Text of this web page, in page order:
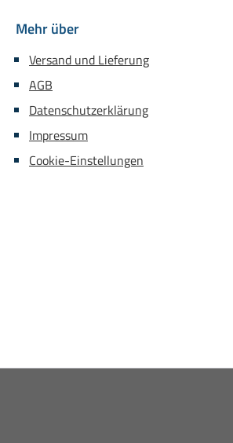
Mehr über
Versand und Lieferung
AGB
Datenschutzerklärung
Impressum
Cookie-Einstellungen